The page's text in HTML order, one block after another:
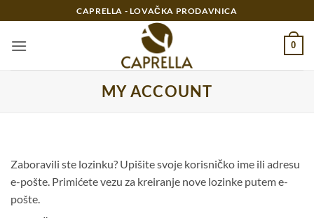
na
sadržaj
CAPRELLA - LOVAČKA PRODAVNICA
0
MY ACCOUNT
Zaboravili ste lozinku? Upišite svoje korisničko ime ili adresu
e-pošte. Primićete vezu za kreiranje nove lozinke putem e-
pošte.